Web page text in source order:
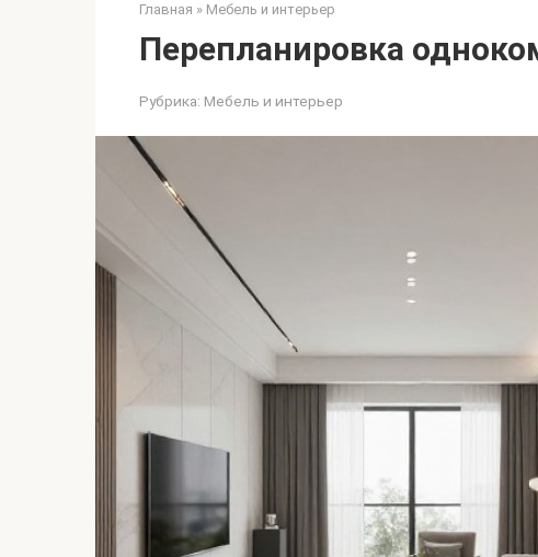
Главная » Мебель и интерьер
Перепланировка
Рубрика: Мебель и интерьер